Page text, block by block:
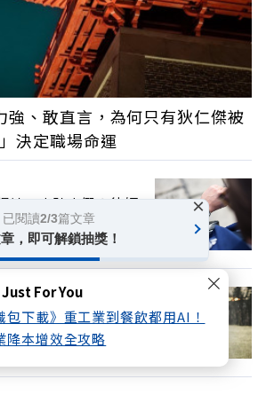
Just For You
包下載》重工業到餐飲都用AI！
降本增效全攻略
強、敢直言，為何只有狄仁傑被
決定職場命運
請一小時事假？律師
」觸法
不笑了？臨床心理師
閱讀2/3篇文章
，即可解鎖抽獎！
×